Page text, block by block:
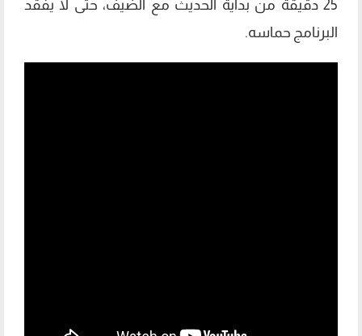
25 دقيقة من بداية الحديث مع الضيف، حتى لا يفقد
البرنامج حماسه.